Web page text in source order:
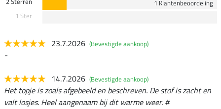
1 Klantenbeoordeling
1 Ster
23.7.2026 (Bevestigde aankoop)
-
14.7.2026 (Bevestigde aankoop)
Het topje is zoals afgebeeld en beschreven. De stof is zacht en
valt losjes. Heel aangenaam bij dit warme weer. #